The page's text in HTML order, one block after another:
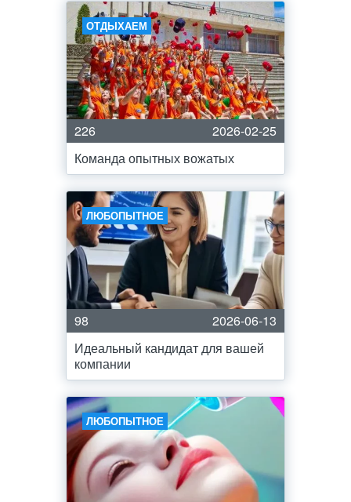
ОТДЫХАЕМ
226
2026-02-25
Команда опытных вожатых
ЛЮБОПЫТНОЕ
98
2026-06-13
Идеальный кандидат для вашей
компании
ЛЮБОПЫТНОЕ